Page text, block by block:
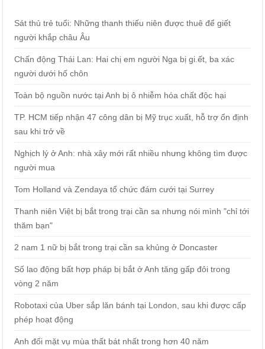
Sát thủ trẻ tuổi: Những thanh thiếu niên được thuê để giết
người khắp châu Âu
Chấn động Thái Lan: Hai chị em người Nga bị gi.ết, ba xác
người dưới hố chôn
Toàn bộ nguồn nước tại Anh bị ô nhiễm hóa chất độc hại
TP. HCM tiếp nhận 47 công dân bị Mỹ trục xuất, hỗ trợ ổn định
sau khi trở về
Nghịch lý ở Anh: nhà xây mới rất nhiều nhưng không tìm được
người mua
Tom Holland và Zendaya tổ chức đám cưới tại Surrey
Thanh niên Việt bị bắt trong trại cần sa nhưng nói mình "chỉ tới
thăm bạn"
2 nam 1 nữ bị bắt trong trại cần sa khủng ở Doncaster
Số lao động bất hợp pháp bị bắt ở Anh tăng gấp đôi trong
vòng 2 năm
Robotaxi của Uber sắp lăn bánh tại London, sau khi được cấp
phép hoạt động
Anh đối mặt vụ mùa thất bát nhất trong hơn 40 năm